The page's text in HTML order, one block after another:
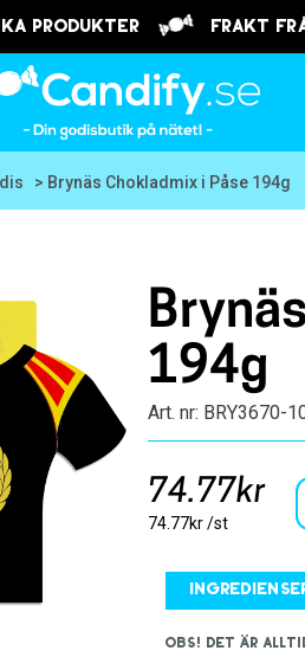
produkter frakt
> Brynäs Chokladmix i Påse 194g
194g
Art. nr: BRY3670-
74.77kr
74.77kr /st
OBS! Det är